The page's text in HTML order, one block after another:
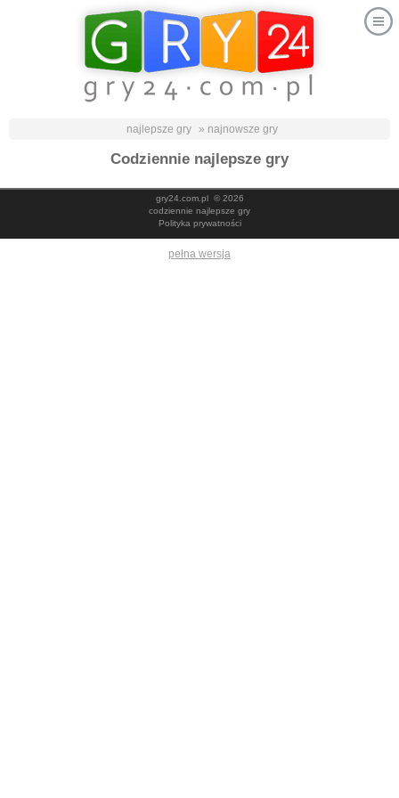
najlepsze gry » najnowsze gry
Codziennie najlepsze gry
gry24.com.pl© 2026
codziennie najlepsze gry
Polityka prywatności
pełna wersja